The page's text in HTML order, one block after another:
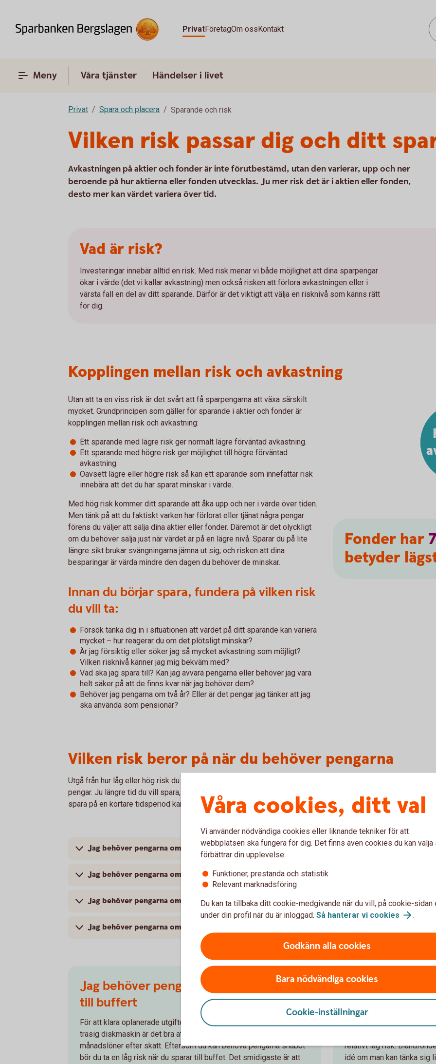
PrivatFöretagOm ossKontakt
Meny Våra tjänster Händelser i livet
Privat Spara och placera Sparande och risk
Vilken risk passar dig och ditt
Avkastningen på aktier och fonder är inte förutbestämd, utan den varierar, upp och ner
beroende på hur aktierna eller fonden utvecklas. Ju mer risk det är i aktien eller fonden,
desto mer kan värdet variera över tid.
Vad är risk?
Investeringar innebär alltid en risk. Med risk menar vi både möjlighet att dina sparpengar
ökar i värde (det vi kallar avkastning) men också risken att förlora avkastningen eller i
värsta fall en del av ditt sparande. Därför är det viktigt att välja en risknivå som känns rätt
för dig.
Kopplingen mellan risk och avkastning
Utan att ta en viss risk är det svårt att få sparpengarna att växa särskilt
mycket. Grundprincipen som gäller för sparande i aktier och fonder är
kopplingen mellan risk och avkastning:
Ett sparande med lägre risk ger normalt lägre förväntad avkastning.
Ett sparande med högre risk ger möjlighet till högre förväntad
avkastning.
Oavsett lägre eller högre risk så kan ett sparande som innefattar risk
innebära att det du har sparat minskar i värde.
Med hög risk kommer ditt sparande att åka upp och ner i värde över tiden.
Men tänk på att du faktiskt varken har förlorat eller tjänat några pengar
förens du väljer att sälja dina aktier eller fonder. Däremot är det olyckligt
om du behöver sälja just när värdet är på en lägre nivå. Sparar du på lite
längre sikt brukar svängningarna jämna ut sig, och risken att dina
besparingar är värda mindre den dagen du behöver de minskar.
Innan du börjar spara, fundera på vilken risk
du vill ta:
Försök tänka dig in i situationen att värdet på ditt sparande kan variera
mycket – hur reagerar du om det plötsligt minskar?
Är jag försiktig eller söker jag så mycket avkastning som möjligt?
Vilken risknivå känner jag mig bekväm med?
Vad ska jag spara till? Kan jag avvara pengarna eller behöver jag vara
helt säker på att de finns kvar när jag behöver dem?
Behöver jag pengarna om två år? Eller är det pengar jag tänker att jag
ska använda som pensionär?
Fonder har 7
betyder
Vilken risk beror på när du behöver pengarna
Utgå från hur låg eller hög risk du vill ta men tänk också på när du ska använda dina
pengar. Ju längre tid du vill spara, desto högre risk kan du ta. Skulle du däremot vilja
spara på en kortare tidsperiod kan det vara en bra idé ta lägre risk i ditt sparande.
Jag behöver pengarna om 1-2 år – spara till buffert, resa eller fest
Jag behöver pengarna om 1–4 år – Spara till en bil, resa eller fest
Jag behöver pengarna om 5–10 år – Spara till handpenning
Jag behöver pengarna om mer än 10 år – Spara till pension eller barn
Jag behöver pengarna om 1-2 år – Spara
till buffert
För att klara oplanerade utgifter som ett tandläkarbesök eller en
trasig diskmaskin är det bra att ha en buffert, gärna två
månadslöner efter skatt. Eftersom du kan behöva pengarna snabbt
bör du ta en låg risk när du sparar till buffet. Det smidigaste är att
Jag behöver
Spara till en
Att spara till något som
ses som en ganska kort
relativt låg risk.
idé om man kan tänka sig
Våra cookies, ditt val
Vi använder nödvändiga cookies eller liknande tekniker för att
webbplatsen ska fungera för dig. Det finns även cookies du kan välja
förbättrar din upplevelse:
Funktioner, prestanda och statistik
Relevant marknadsföring
Du kan ta tillbaka ditt cookie-medgivande när du vill, på cookie-sidan
under din profil när du är inloggad. Så hanterar vi cookies .
Godkänn alla cookies
Bara nödvändiga cookies
Cookie-inställningar